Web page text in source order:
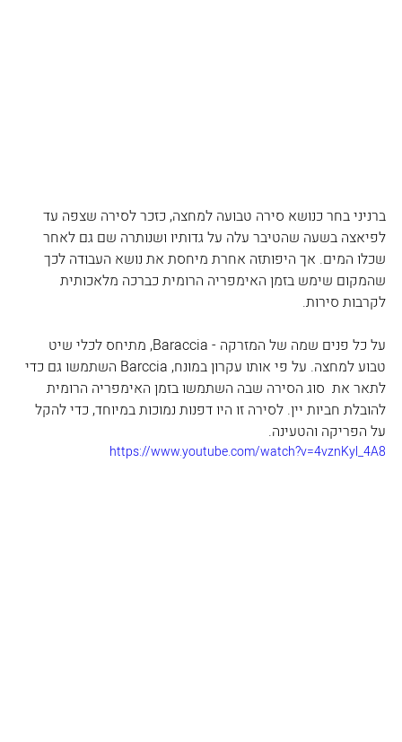
ברניני בחר כנושא סירה טבועה למחצה, כזכר לסירה שצפה עד
לפיאצה בשעה שהטיבר עלה על גדותיו ושנותרה שם גם לאחר
שכלו המים. אך היפותזה אחרת מיחסת את נושא העבודה לכך
שהמקום שימש בזמן האימפריה הרומית כברכה מלאכותית
לקרבות סירות.
על כל פנים שמה של המזרקה - Baraccia, מתיחס לכלי שיט
טבוע למחצה. על פי אותו עקרון במונח, Barccia השתמשו גם כדי
לתאר את  סוג הסירה שבה השתמשו בזמן האימפריה הרומית
להובלת חביות יין. לסירה זו היו דפנות נמוכות במיוחד, כדי להקל
על הפריקה והטעינה.
https://www.youtube.com/watch?v=4vznKyl_4A8